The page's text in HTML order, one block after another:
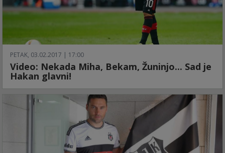
PETAK, 03.02.2017 | 17:00
Video: Nekada Miha, Bekam, Žuninjo... Sad je
Hakan glavni!